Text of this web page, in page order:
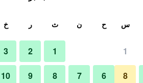
س
1
8
ح ن ث ر خ
1
2
3
6
7
8
9
10